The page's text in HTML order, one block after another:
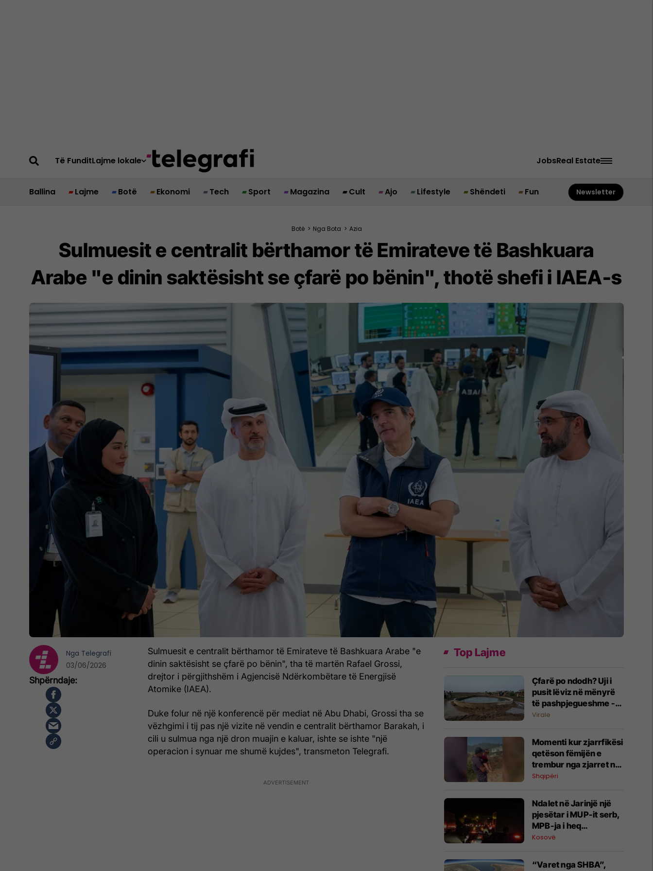
Të FunditLajme lokale JobsReal Estate
Ballina Lajme Botë Ekonomi Tech Sport Magazina Cult Ajo Lifestyle Shëndeti Fun Newsletter
Botë > Nga Bota > Azia
Sulmuesit e centralit bërthamor të Emirateve të Bashkuara
Arabe "e dinin saktësisht se çfarë po bënin", thotë shefi i IAEA-s
Sulmuesit e centralit bërthamor të Emirateve të Bashkuara Arabe "e
dinin saktësisht se çfarë po bënin", tha të martën Rafael Grossi,
drejtor i përgjithshëm i Agjencisë Ndërkombëtare të Energjisë
Atomike (IAEA).
Duke folur në një konferencë për mediat në Abu Dhabi, Grossi tha se
vëzhgimi i tij pas një vizite në vendin e centralit bërthamor Barakah, i
cili u sulmua nga një dron muajin e kaluar, ishte se ishte "një
operacion i synuar me shumë kujdes", transmeton Telegrafi.
Nga Telegrafi
03/06/2026
Top Lajme
Çfarë po ndodh? Uji i
pusit lëviz në mënyrë
të pashpjegueshme -
banorët në Indi të
Virale
Momenti kur zjarrfikësi
qetëson fëmijën e
trembur nga zjarret në
Mallakastër,
Shqipëri
Ndalet në Jarinjë një
pjesëtar i MUP-it serb,
MPB-ja i heq
shtetësinë e Kosovës
Kosovë
“Varet nga SHBA”,